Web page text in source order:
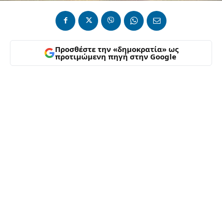
Προσθέστε την «δημοκρατία» ως
προτιμώμενη πηγή στην Google